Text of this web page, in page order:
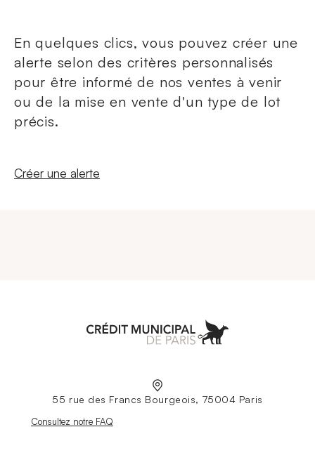
En quelques clics, vous pouvez créer une
alerte selon des critères personnalisés
pour être informé de nos ventes à venir
ou de la mise en vente d'un type de lot
précis.
Nouvelle fenêtre
Créer une alerte
55 rue des Francs Bourgeois, 75004 Paris
Nouvelle fenêtre
Consultez notre FAQ